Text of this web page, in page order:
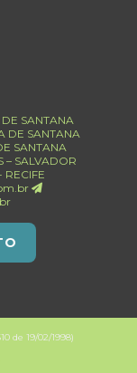
DE SANTANA
DE SANTANA
SANTANA
– SALVADOR
RECIFE
de 19/02/1998)